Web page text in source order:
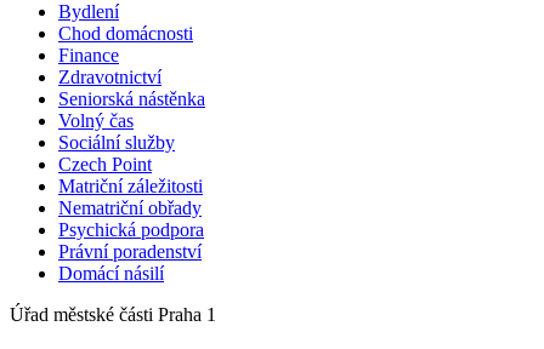
Bydlení
Chod domácnosti
Finance
Zdravotnictví
Seniorská nástěnka
Volný čas
Sociální služby
Czech Point
Matriční záležitosti
Nematriční obřady
Psychická podpora
Právní poradenství
Domácí násilí
Úřad městské části Praha 1